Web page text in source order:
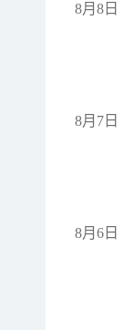
8月8日
8月7日
8月6日